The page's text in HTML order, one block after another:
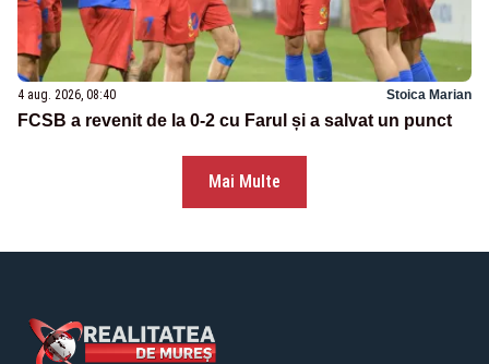
4 aug. 2026, 08:40 Stoica Marian
FCSB a revenit de la 0-2 cu Farul și a salvat un punct
Mai Multe